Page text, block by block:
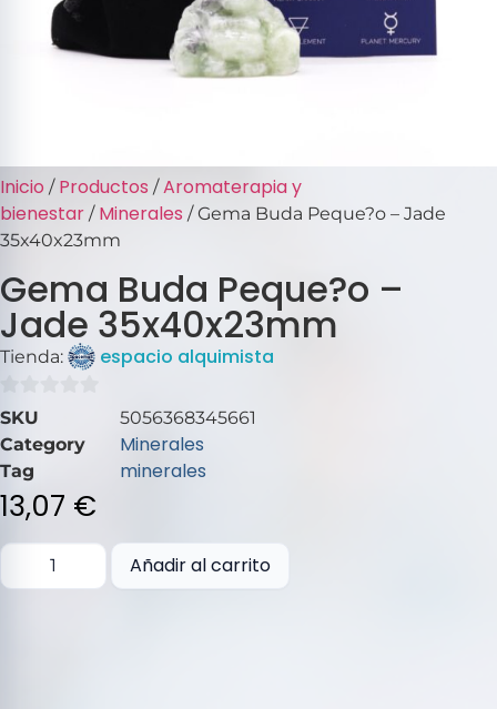
Inicio / Productos /Aromaterapia y
bienestar / Minerales / Gema Buda Peque?o – Jade
35x40x23mm
Gema Buda Peque?o –
Jade 35x40x23mm
Tienda: espacio alquimista
0
de
5
SKU
5056368345661
Category
Minerales
Tag minerales
13,07 €
Añadir al carrito